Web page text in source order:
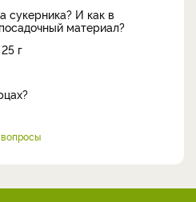
сукерника? И как в
материал?
г